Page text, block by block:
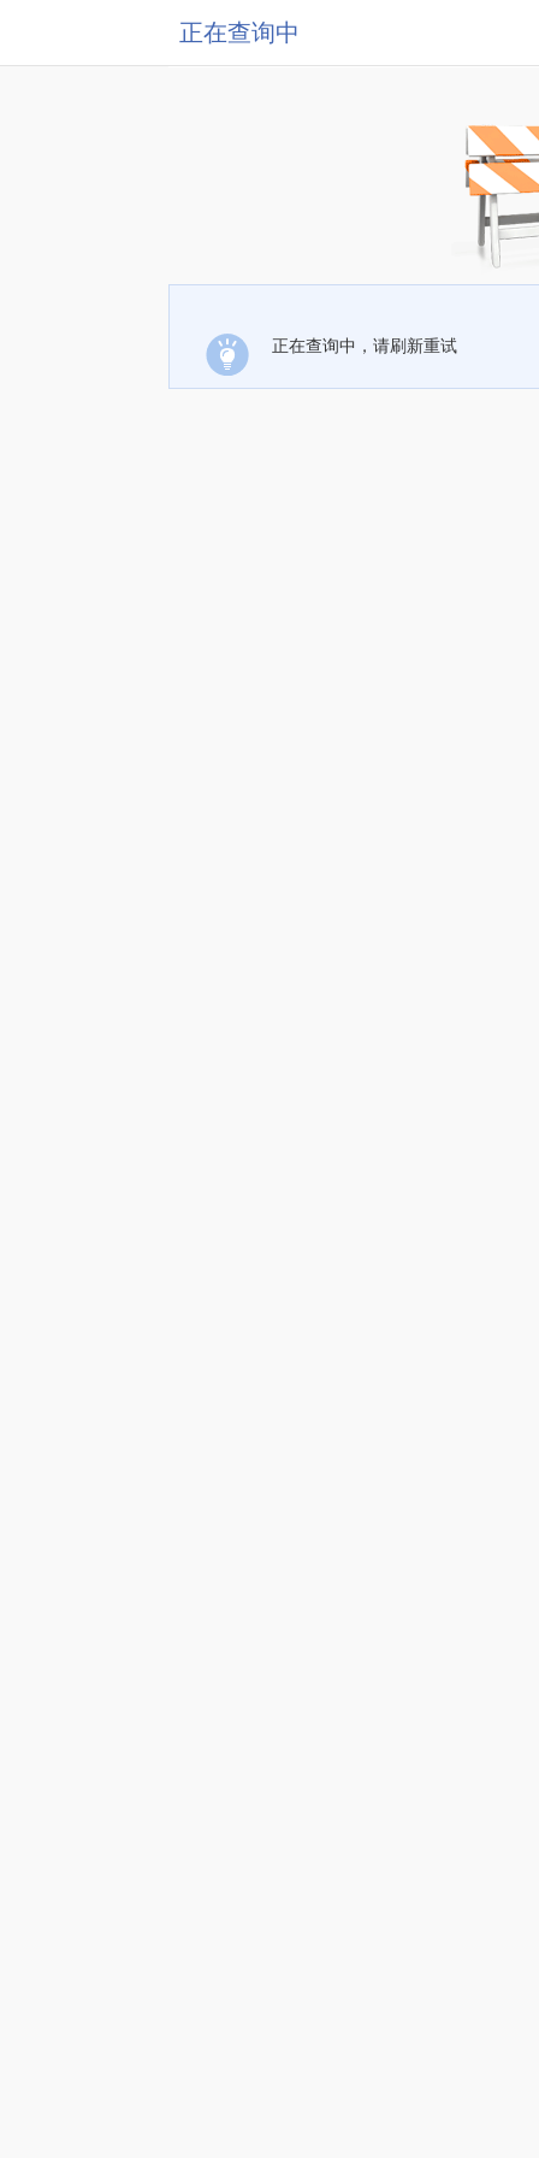
正在查询中
正在查询中，请刷新重试